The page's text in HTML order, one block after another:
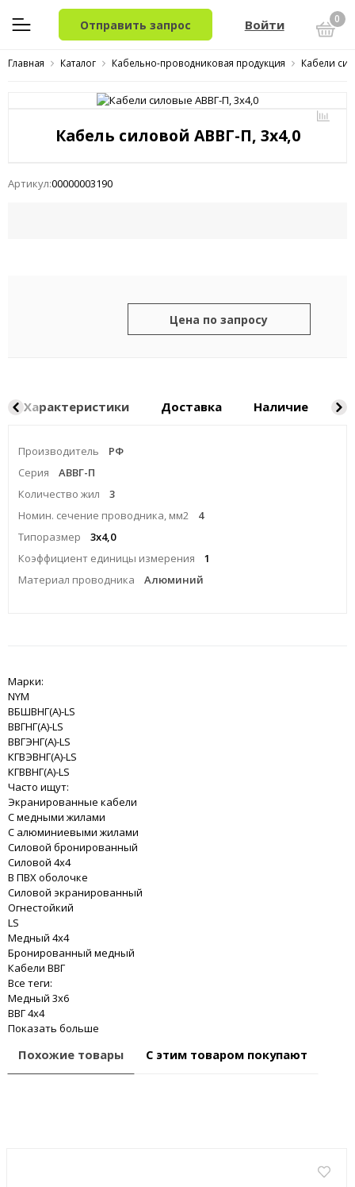
Отправить запрос Войти 0
Главная Каталог Кабельно-проводниковая продукция Кабели
Кабель силовой АВВГ-П, 3x4,0
Артикул:00000003190
Цена по запросу
Характеристики Доставка Наличие
Производитель
РФ
Серия
АВВГ-П
Количество жил
3
Номин. сечение проводника, мм2
4
Типоразмер
3x4,0
Коэффициент единицы измерения
1
Материал проводника
Алюминий
Марки:
NYM
ВБШВНГ(A)-LS
ВВГНГ(A)-LS
ВВГЭНГ(A)-LS
КГВЭВНГ(A)-LS
КГВВНГ(A)-LS
Часто ищут:
Экранированные кабели
С медными жилами
С алюминиевыми жилами
Силовой бронированный
Силовой 4x4
В ПВХ оболочке
Силовой экранированный
Огнестойкий
LS
Медный 4x4
Бронированный медный
Кабели ВВГ
Все теги:
Медный 3x6
ВВГ 4x4
Показать больше
Похожие товары С этим товаром покупают